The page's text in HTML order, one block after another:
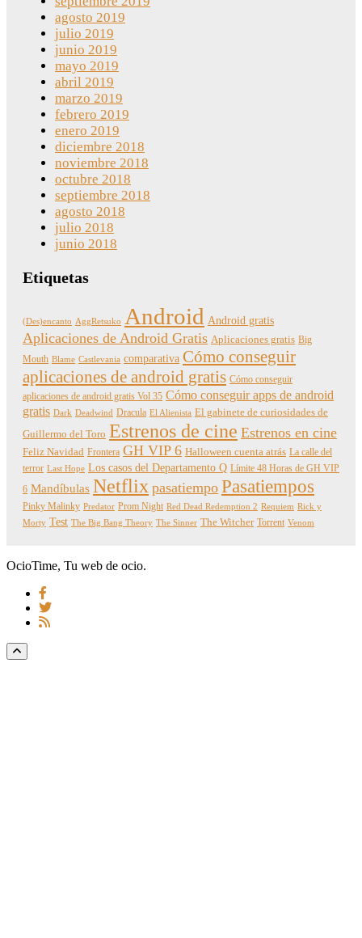
agosto 2019
julio 2019
junio 2019
mayo 2019
abril 2019
marzo 2019
febrero 2019
enero 2019
diciembre 2018
noviembre 2018
octubre 2018
septiembre 2018
agosto 2018
julio 2018
junio 2018
Etiquetas
(Des)encanto AggRetsuko Android Android gratis
Aplicaciones de Android Gratis Aplicaciones gratis Big
Mouth Blame Castlevania comparativa Cómo conseguir
aplicaciones de android gratis Cómo conseguir
aplicaciones de android gratis Vol 35 Cómo conseguir apps de android
gratis Dark Deadwind Dracula El Alienista El gabinete de curiosidades de
Guillermo del Toro Estrenos de cine Estrenos en cine
Feliz Navidad Frontera GH VIP 6 Halloween cuenta atrás La calle del
terror Last Hope Los casos del Departamento Q Límite 48 Horas de GH VIP
6 Mandíbulas Netflix pasatiempo Pasatiempos
Pinky Malinky Predator Prom Night Red Dead Redemption 2 Requiem Rick y
Morty Test The Big Bang Theory The Sinner The Witcher Torrent Venom
OcioTime, Tu web de ocio.